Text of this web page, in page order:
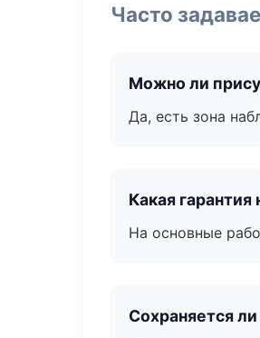
Часто
Можно ли
Да, есть зона
Какая гарантия
На основные
Сохраняется